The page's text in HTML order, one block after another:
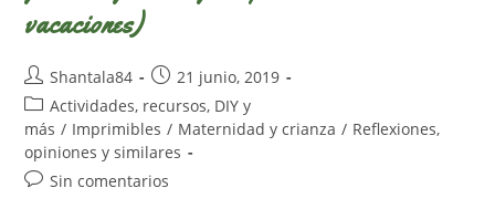
vacaciones)
Autor
de
la
entrada:
Shantala84
Publicación
de
la
entrada:
21 junio, 2019
Categoría
de
la
entrada:
Actividades, recursos, DIY y
más / Imprimibles / Maternidad y crianza / Reflexiones,
opiniones y similares
Comentarios
Sin comentarios